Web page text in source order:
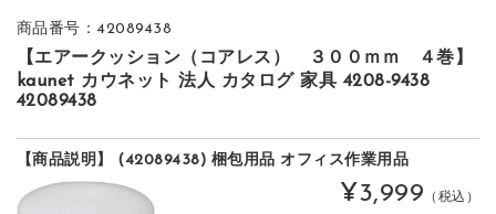
商品番号：42089438
【エアークッション（コアレス） ３００ｍｍ ４巻】
kaunet カウネット 法人 カタログ 家具 4208-9438
42089438
【商品説明】 (42089438) 梱包用品 オフィス作業用品
¥3,999 （税込）